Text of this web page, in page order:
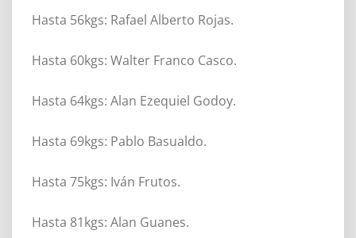
Hasta 56kgs: Rafael Alberto Rojas.
Hasta 60kgs: Walter Franco Casco.
Hasta 64kgs: Alan Ezequiel Godoy.
Hasta 69kgs: Pablo Basualdo.
Hasta 75kgs: Iván Frutos.
Hasta 81kgs: Alan Guanes.